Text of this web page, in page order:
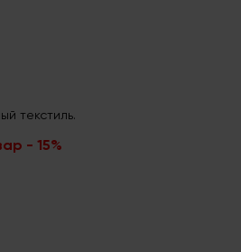
текстиль.
- 15%